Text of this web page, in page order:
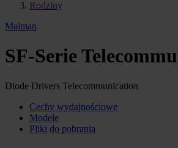
Rodziny
Maiman
SF-Serie
Diode Drivers Telecommunication
Cechy wydajnościowe
Modele
Pliki do pobrania